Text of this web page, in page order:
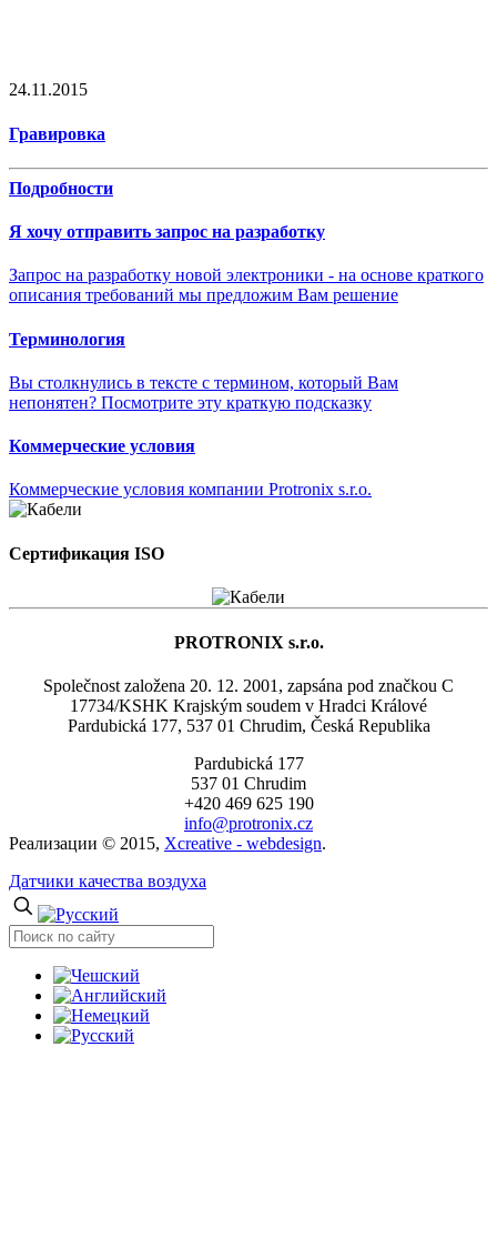
24.11.2015
Гравировка
Подробности
Я хочу отправить запрос на разработку
Запрос на разработку новой электроники - на основе краткого
описания требований мы предложим Вам решение
Терминология
Вы столкнулись в тексте с термином, который Вам
непонятен? Посмотрите эту краткую подсказку
Коммерческие условия
Коммерческие условия компании Protronix s.r.o.
Сертификация ISO
PROTRONIX s.r.o.
Společnost založena 20. 12. 2001, zapsána pod značkou C
17734/KSHK Krajským soudem v Hradci Králové
Pardubická 177, 537 01 Chrudim, Česká Republika
Pardubická 177
537 01 Chrudim
+420 469 625 190
info@protronix.cz
Реализации © 2015, Xcreative - webdesign.
Датчики качества воздуха